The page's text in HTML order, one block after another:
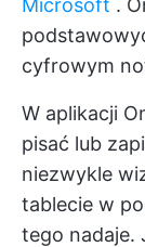
cyfrowym
W aplikacji
pisać lub
niezwykle
tablecie w
tego nadaje.